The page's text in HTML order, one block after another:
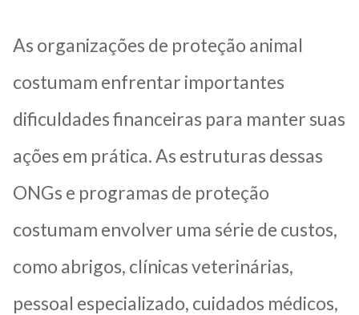
As organizações de proteção animal
costumam enfrentar importantes
dificuldades financeiras para manter suas
ações em prática. As estruturas dessas
ONGs e programas de proteção
costumam envolver uma série de custos,
como abrigos, clínicas veterinárias,
pessoal especializado, cuidados médicos,